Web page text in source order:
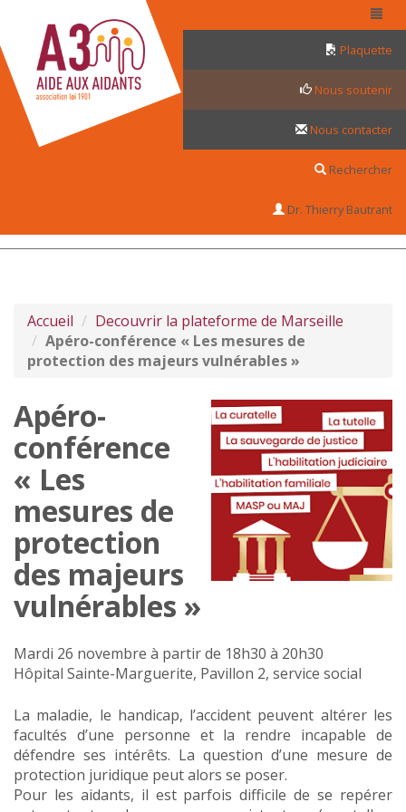
Plaquette
Nous soutenir
Nous contacter
Rechercher
Dr. Thierry Bautrant
Accueil
Decouvrir la plateforme de Marseille
Apéro-conférence « Les mesures de
protection des majeurs vulnérables »
Apéro-
conférence
« Les
mesures de
protection
des majeurs
vulnérables »
Mardi 26 novembre à partir de 18h30 à 20h30
Hôpital Sainte-Marguerite, Pavillon 2, service social
La maladie, le handicap, l’accident peuvent altérer les
facultés d’une personne et la rendre incapable de
défendre ses intérêts. La question d’une mesure de
protection juridique peut alors se poser.
Pour les aidants, il est parfois difficile de se repérer
Panneau de gestion des cookies